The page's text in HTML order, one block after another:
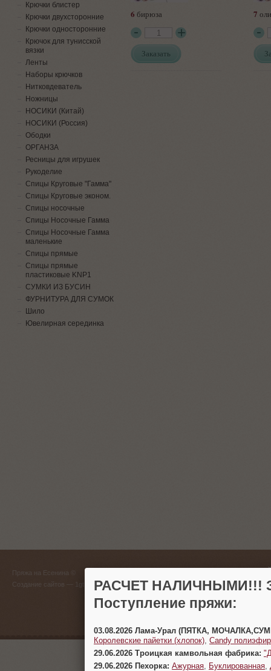
6 бирюза
Заказать
7
Крючки блистер
Крючки двухсторонние
Крючки односторонние
Крючок для тунисской
вязки
Ленты
Наборы крючков
Нитковдеватель
Ножницы
НОСИКИ (Китай)
НОСИКИ (Россия)
Ободки
ОРГАНЗА
Ресницы для игрушек
Рукоделие
Спицы Круговые "Гамма"
Спицы Круговые эконом.
Спицы носочные
Спицы Носочные Гамма
Спицы Носочные Гамма
маленькие
Спицы прямые
Спицы прямые
пластиковые KNP1
СУМКИ ИЗ БУСИН
ФУРНИТУРА ДЛЯ СУМОК
Шило
Ювелирная серединка
Пряжа на Есенина ©
Создание сайтов
(383)
г.
РАСЧЕТ НАЛИЧНЫМИ!!!
Поступление пряжи:
03.08.2026 Лама-Урал (ПЯТКА,
Королевские пайетки (хлопок) Candy
29.06.2026 Троицкая камвольная фабрика:
29.06.2026 Пехорка: Ажурная Буклированная